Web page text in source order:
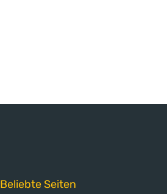
Beliebte Seiten